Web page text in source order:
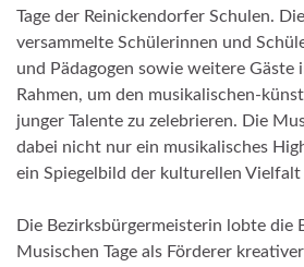
Tage der Reinickendorfer Schulen.
versammelte Schülerinnen und
und Pädagogen sowie weitere Gäste
Rahmen, um den musikalischen-
junger Talente zu zelebrieren. Die
dabei nicht nur ein musikalisches
ein Spiegelbild der kulturellen Vielfalt
Die Bezirksbürgermeisterin lobte die
Musischen Tage als Förderer